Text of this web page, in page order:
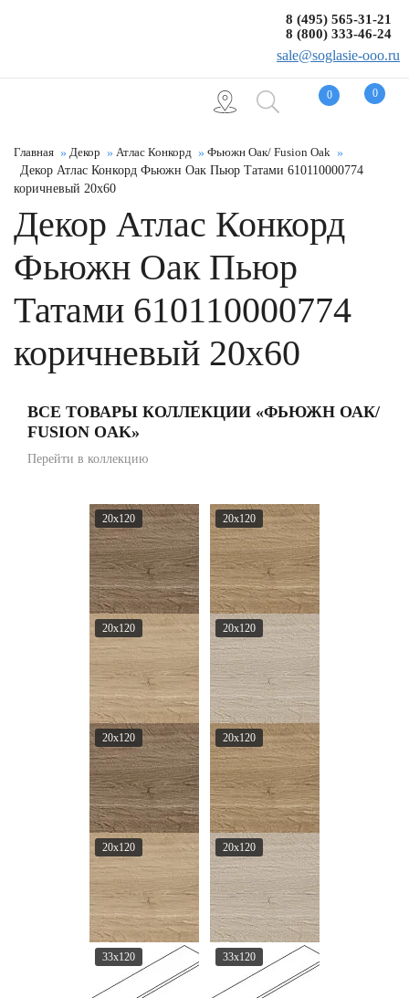
0 0
8 (495) 565-31-21
8 (800) 333-46-24
sale@soglasie-ooo.ru
Главная Декор Атлас Конкорд
Фьюжн Оак/ Fusion Oak
Декор Атлас Конкорд Фьюжн Оак Пьюр Татами 610110000774
коричневый 20x60
Декор Атлас Конкорд
Фьюжн Оак Пьюр
Татами 610110000774
коричневый 20x60
ВСЕ ТОВАРЫ КОЛЛЕКЦИИ «ФЬЮЖН ОАК/
FUSION OAK»
Перейти в коллекцию
20x120 20x120
20x120 20x120
20x120 20x120
20x120 20x120
33x120 33x120